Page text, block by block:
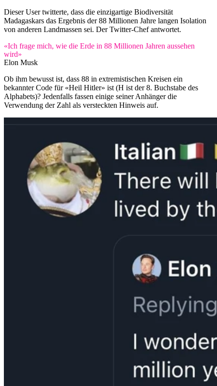
Dieser User twitterte, dass die einzigartige Biodiversität
Madagaskars das Ergebnis der 88 Millionen Jahre langen Isolation
von anderen Landmassen sei. Der Twitter-Chef antwortet.
«Ich frage mich, wie die Erde in 88 Millionen Jahren aussehen
wird»
Elon Musk
Ob ihm bewusst ist, dass 88 in extremistischen Kreisen ein
bekannter Code für «Heil Hitler» ist (H ist der 8. Buchstabe des
Alphabets)? Jedenfalls fassen einige seiner Anhänger die
Verwendung der Zahl als versteckten Hinweis auf.